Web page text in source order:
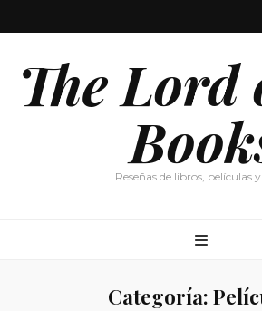
The Lord
Reseñas de libros, películas y
Categoría: